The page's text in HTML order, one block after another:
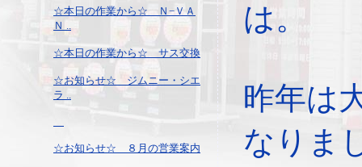
☆本日の作業から☆ Ｎ−ＶＡ
Ｎ ..
☆本日の作業から☆ サス交換
☆お知らせ☆ ジムニー・シエ
ラ ..
☆お知らせ☆ ８月の営業案内
は。
昨年は
なりま